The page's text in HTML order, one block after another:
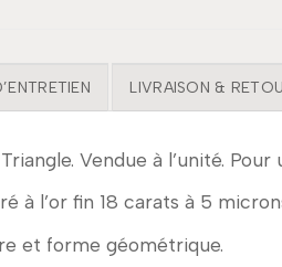
LIVRAISON &
Vendue à l’unité.
à l’or fin 18 carats à 5
et forme géométrique.